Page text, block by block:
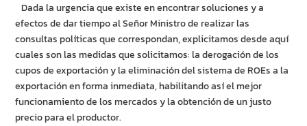
Dada la urgencia que existe en encontrar soluciones y a
efectos de dar tiempo al Señor Ministro de realizar las
consultas políticas que correspondan, explicitamos desde aquí
cuales son las medidas que solicitamos: la derogación de los
cupos de exportación y la eliminación del sistema de ROEs a la
exportación en forma inmediata, habilitando así el mejor
funcionamiento de los mercados y la obtención de un justo
precio para el productor.